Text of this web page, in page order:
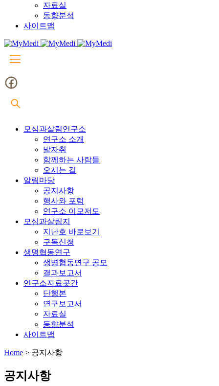
자료실
동향분석
사이트맵
모심과살림연구소
연구소 소개
발자취
함께하는 사람들
오시는 길
알림마당
공지사항
행사와 포럼
연구소 이모저모
모심과살림지
지난호 바로보기
구독신청
생명협동연구
생명협동연구 공모
결과보고서
연구소자료곳간
단행본
연구보고서
자료실
동향분석
사이트맵
Home > 공지사항
공지사항